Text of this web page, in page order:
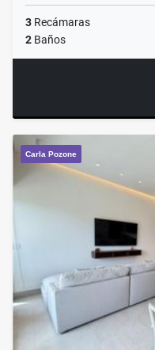
3 Recámaras
2 Baños
Carla Pozone